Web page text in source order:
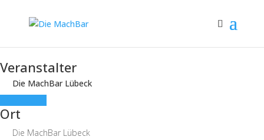
Veranstalter
Die MachBar Lübeck
Ort
Die MachBar Lübeck